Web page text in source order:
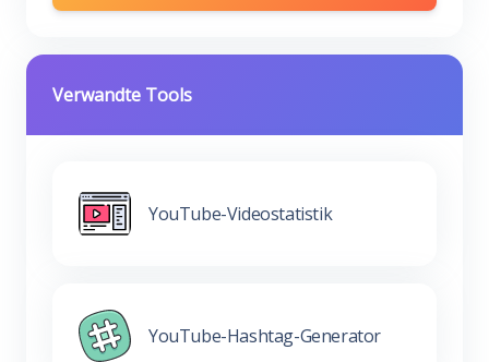
Verwandte Tools
YouTube-Videostatistik
YouTube-Hashtag-Generator